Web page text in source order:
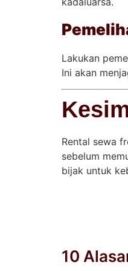
Lakukan
Ini akan
Rental sewa
sebelum
bijak untuk
10